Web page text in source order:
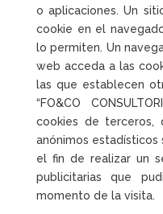
o aplicaciones. Un
cookie en el
lo permiten. Un
web acceda a las
las que establecen
“FO&CO
cookies de terceros,
anónimos estadísticos
el fin de realizar un
publicitarias que
momento de la visita.